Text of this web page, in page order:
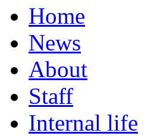
Home
News
About
Staff
Internal life